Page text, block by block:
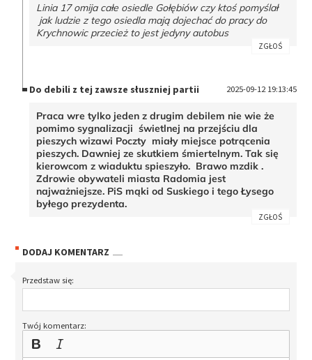
Linia 17 omija całe osiedle Gołębiów czy ktoś pomyślał
jak ludzie z tego osiedla mają dojechać do pracy do
Krychnowic przecież to jest jedyny autobus
ZGŁOŚ
Do debili z tej zawsze słuszniej partii 2025-09-12 19:13:45
Praca wre tylko jeden z drugim debilem nie wie że
pomimo sygnalizacji świetlnej na przejściu dla
pieszych wizawi Poczty miały miejsce potrącenia
pieszych. Dawniej ze skutkiem śmiertelnym. Tak się
kierowcom z wiaduktu spieszyło. Brawo mzdik .
Zdrowie obywateli miasta Radomia jest
najważniejsze. PiS mąki od Suskiego i tego Łysego
byłego prezydenta.
ZGŁOŚ
DODAJ KOMENTARZ
Przedstaw się:
Twój komentarz: